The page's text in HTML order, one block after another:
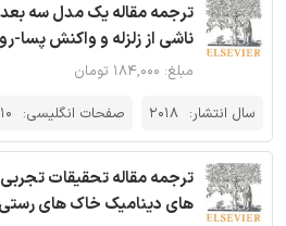
ترجمه مقاله یک مدل سه
ناشی از زلزله و واکنش پسا-
مبلغ: ۱۸۴,۰۰۰ تومان
سال انتشار: 2018 صفحات انگلیسی: 10
ترجمه مقاله تحقیقات
های دینامیک خاک های رستی